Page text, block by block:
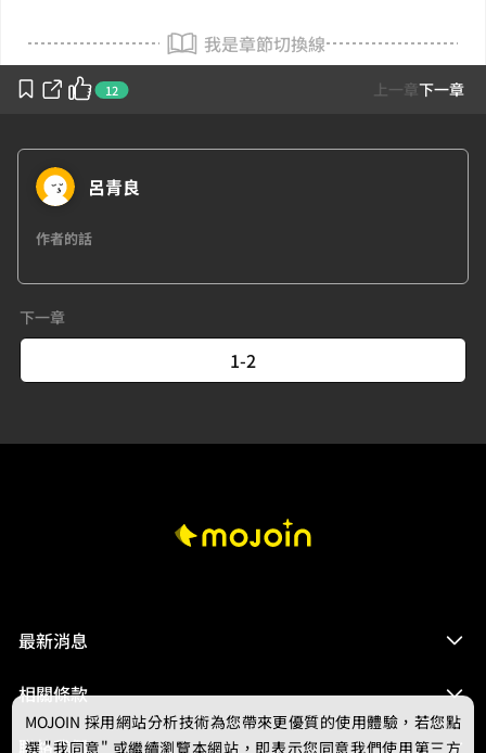
12 上一章下一章
我是章節切換線
呂青良
作者的話
下一章
1-2
最新消息
相關條款
聯絡我們
MOJOIN 採用網站分析技術為您帶來更優質的使用體驗，若您點
選 "我同意" 或繼續瀏覽本網站，即表示您同意我們使用第三方